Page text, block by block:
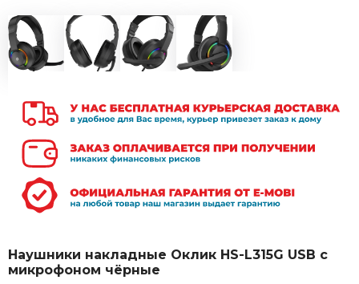
Наушники накладные Оклик HS-L315G USB с
микрофоном чёрные